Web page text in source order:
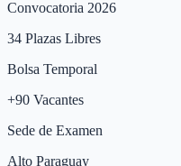
Convocatoria 2026
34 Plazas Libres
Bolsa Temporal
+90 Vacantes
Sede de Examen
Alto Paraguay